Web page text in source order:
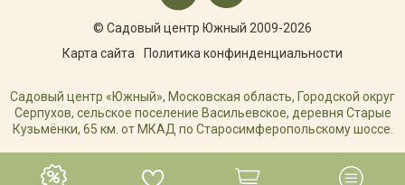
© Садовый центр Южный 2009-2026
Карта сайта
Политика конфинденциальности
Садовый центр «Южный», Московская область, Городской округ
Серпухов, сельское поселение Васильевское, деревня Старые
Кузьмёнки, 65 км. от МКАД по Старосимферопольскому шоссе.